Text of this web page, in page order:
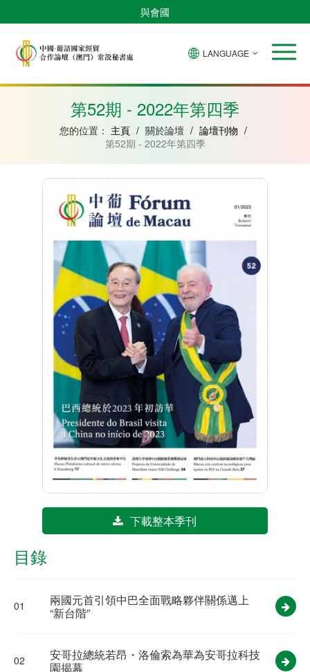
與會國
安
比
紹
內
亞
克
LANGUAGE
第52期 - 2022年第四季
您的位置： 主頁 / 關於論壇 / 論壇刊物 /
第52期 - 2022年第四季
下載整本季刊
目錄
01
兩國元首引領中巴全面戰略夥伴關係邁上
“新台階”
02
安哥拉總統若昂・洛倫索為華為安哥拉科技
園揭幕